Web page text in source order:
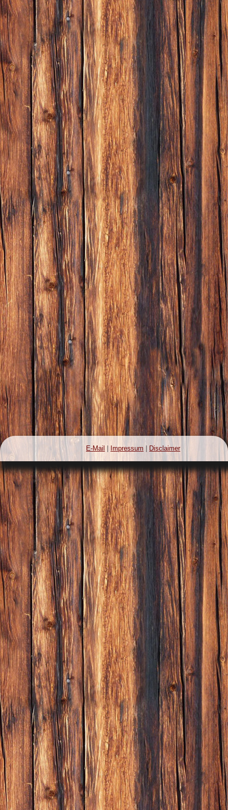
E-Mail | Impressum | Disclaimer